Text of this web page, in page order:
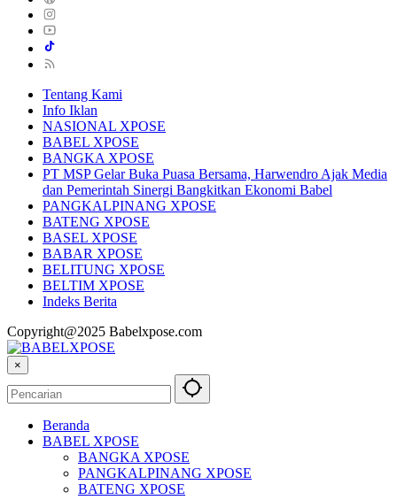
Tentang Kami
Info Iklan
NASIONAL XPOSE
BABEL XPOSE
BANGKA XPOSE
PT MSP Gelar Buka Puasa Bersama, Harwendro Ajak Media
dan Pemerintah Sinergi Bangkitkan Ekonomi Babel
PANGKALPINANG XPOSE
BATENG XPOSE
BASEL XPOSE
BABAR XPOSE
BELITUNG XPOSE
BELTIM XPOSE
Indeks Berita
Copyright@2025 Babelxpose.com
×
Beranda
BABEL XPOSE
BANGKA XPOSE
PANGKALPINANG XPOSE
BATENG XPOSE